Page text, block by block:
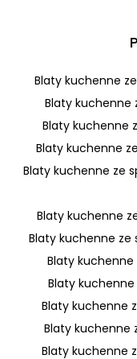
Blaty kuchenne
Blaty kuchenne
Blaty kuchenne
Blaty kuchenne
Blaty kuchenne ze
Blaty kuchenne
Blaty kuchenne ze
Blaty kuchenne
Blaty
Blaty kuchenne
Blaty kuchenne
Blaty kuchenne